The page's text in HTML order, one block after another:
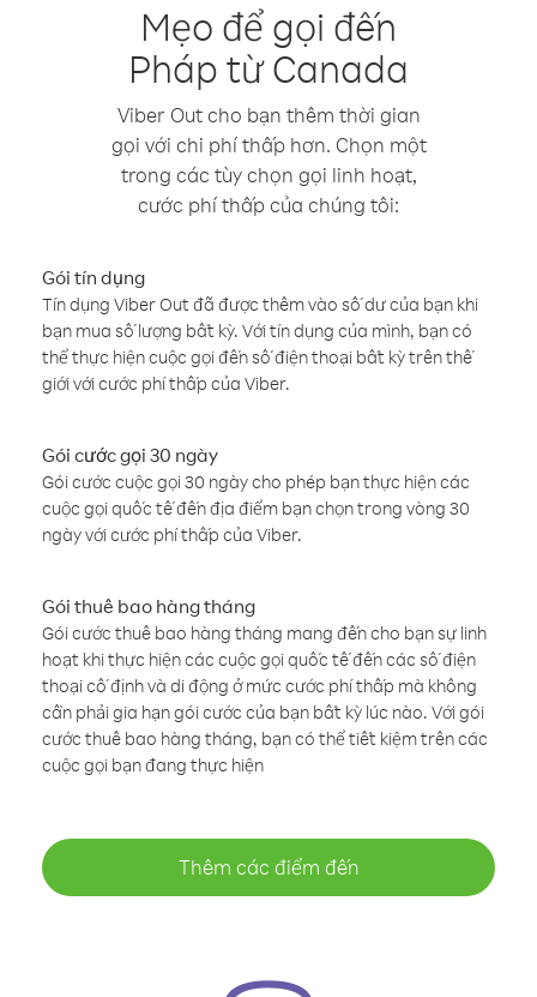
Mẹo để gọi đến
Pháp từ Canada
Viber Out cho bạn thêm thời gian
gọi với chi phí thấp hơn. Chọn một
trong các tùy chọn gọi linh hoạt,
cước phí thấp của chúng tôi:
Gói tín dụng
Tín dụng Viber Out đã được thêm vào số dư của bạn khi
bạn mua số lượng bất kỳ. Với tín dụng của mình, bạn có
thể thực hiện cuộc gọi đến số điện thoại bất kỳ trên thế
giới với cước phí thấp của Viber.
Gói cước gọi 30 ngày
Gói cước cuộc gọi 30 ngày cho phép bạn thực hiện các
cuộc gọi quốc tế đến địa điểm bạn chọn trong vòng 30
ngày với cước phí thấp của Viber.
Gói thuê bao hàng tháng
Gói cước thuê bao hàng tháng mang đến cho bạn sự linh
hoạt khi thực hiện các cuộc gọi quốc tế đến các số điện
thoại cố định và di động ở mức cước phí thấp mà không
cần phải gia hạn gói cước của bạn bất kỳ lúc nào. Với gói
cước thuê bao hàng tháng, bạn có thể tiết kiệm trên các
cuộc gọi bạn đang thực hiện
Thêm các điểm đến